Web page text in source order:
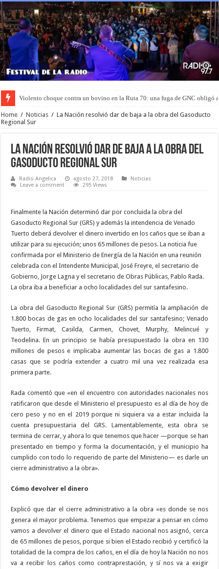
Violento choque contra un bovino en la Ruta 70: una fuga de GNC obligó
Murió el joven que había sido rociado con nafta y prendido fuego en San
Home / Noticias / La Nación resolvió dar de baja a la obra del Gasoducto
Regional Sur
La Nación resolvió dar de baja a la obra del
Gasoducto Regional Sur
Radio Angelica agosto 27, 2018
Noticias
Leave a comment
295 Views
Finalmente la Nación determinó dar por concluida la obra del
Gasoducto Regional Sur (GRS) y además la intendencia de Venado
Tuerto deberá devolver el dinero invertido en los caños que se iban a
utilizar para su ejecución; unos 65 millones de pesos. La noticia fue
confirmada por el Ministerio de Energía de la Nación en una reunión
celebrada con el Intendente Municipal, José Freyre, el secretario de
Gobierno, Jorge Lagna y el secretario de Obras Públicas, Pablo Rada.
La obra iba a beneficiar a ocho localidades del sur santafesino.
La obra del Gasoducto Regional Sur (GRS) permitía la ampliación de
1.800 bocas de gas en ocho localidades del sur santafesino; Venado
Tuerto, Firmat, Casilda, Carmen, Chovet, Murphy, Melincué y
Teodelina. En un principio se había presupuestado la obra en 130
millones de pesos e implicaba aumentar las bocas de gas a 1.800
casas que se podría extender a cuatro mil una vez realizada esa
primera parte.
Rada comentó que «en el encuentro con autoridades nacionales nos
ratificaron que desde el Ministerio el presupuesto es al día de hoy de
cero peso y no en el 2019 porque ni siquiera va a estar incluida la
cuenta presupuestaria del GRS. Lamentablemente, esta obra se
termina de cerrar, y ahora lo que tenemos que hacer —porque se han
presentado en tiempo y forma la documentación, y el municipio ha
cumplido con todo lo requerido de parte del Ministerio— es darle un
cierre administrativo a la obra».
Cómo devolver el dinero
Explicó que dar el cierre administrativo a la obra «es donde se nos
genera el mayor problema. Tenemos que empezar a pensar en cómo
vamos a devolver el dinero que el Estado nacional nos asignó, cerca
de 65 millones de pesos, porque si bien el Estado recibió y certificó la
totalidad de la compra de los caños, en el día de hoy la Nación no nos
va a recibir los caños como contraprestación, y sí nos va a exigir